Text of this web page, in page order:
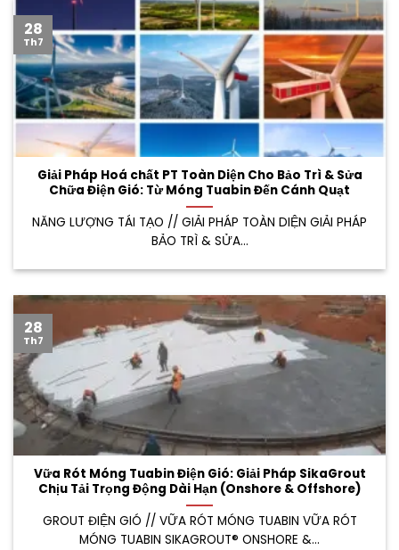
Giải Pháp Hoá chất PT Toàn Diện Cho Bảo Trì & Sửa
Chữa Điện Gió: Từ Móng Tuabin Đến Cánh Quạt
NĂNG LƯỢNG TÁI TẠO // GIẢI PHÁP TOÀN DIỆN GIẢI PHÁP
BẢO TRÌ & SỬA...
28
Th7
Vữa Rót Móng Tuabin Điện Gió: Giải Pháp SikaGrout
Chịu Tải Trọng Động Dài Hạn (Onshore & Offshore)
GROUT ĐIỆN GIÓ // VỮA RÓT MÓNG TUABIN VỮA RÓT
MÓNG TUABIN SIKAGROUT® ONSHORE &...
28
Th7